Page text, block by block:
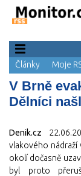
Články Moje
V Brně
Dělníci
Denik.cz
vlakového nádraží
okolí dočasně
byl proto